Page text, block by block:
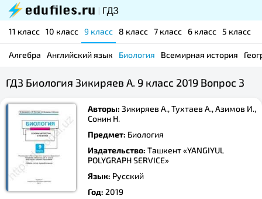
11 класс 10 класс 9 класс 8 класс 7 класс 6 класс 5 класс
Алгебра Английский язык Биология Всемирная история
ГДЗ Биология Зикиряев А. 9 класс 2019 Вопрос 3
Авторы: Зикиряев А., Тухтаев А., Азимов И.,
Сонин Н.
Предмет: Биология
Издательство: Ташкент «YANGIYUL
POLYGRAPH SERVICE»
Язык: Русский
Год: 2019